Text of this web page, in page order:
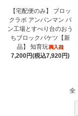
【宅配便のみ】 ブロッ
クラボ アンパンマン パ
ン工場とすべり台のおう
ちブロックバケツ【新
品】 知育玩
7,200円(税込7,920円)
全